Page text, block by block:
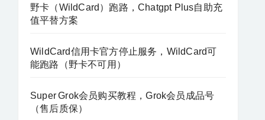
野卡（WildCard）跑路，Chatgpt Plus自助充
值平替方案
WildCard信用卡官方停止服务，WildCard可
能跑路（野卡不可用）
Super Grok会员购买教程，Grok会员成品号
（售后质保）